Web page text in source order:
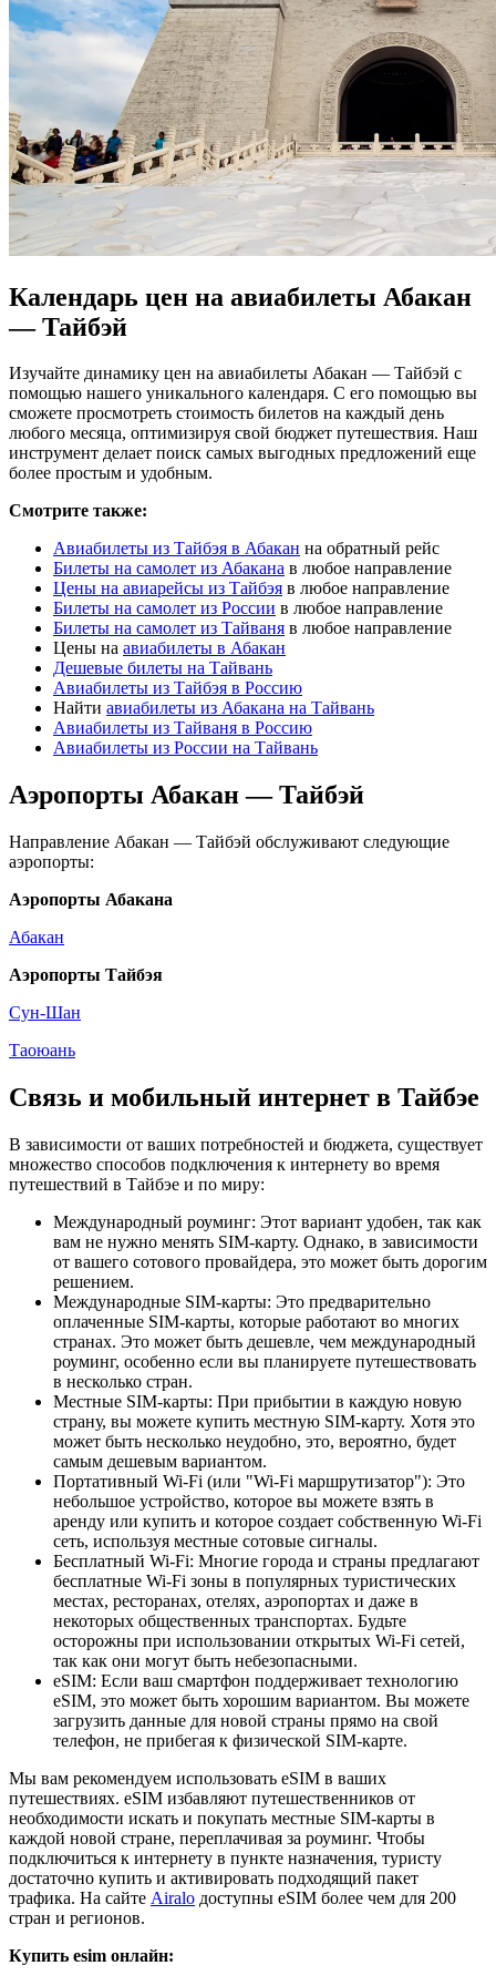
Календарь цен на авиабилеты Абакан
— Тайбэй
Изучайте динамику цен на авиабилеты Абакан — Тайбэй с
помощью нашего уникального календаря. С его помощью вы
сможете просмотреть стоимость билетов на каждый день
любого месяца, оптимизируя свой бюджет путешествия. Наш
инструмент делает поиск самых выгодных предложений еще
более простым и удобным.
Смотрите также:
Авиабилеты из Тайбэя в Абакан на обратный рейс
Билеты на самолет из Абакана в любое направление
Цены на авиарейсы из Тайбэя в любое направление
Билеты на самолет из России в любое направление
Билеты на самолет из Тайваня в любое направление
Цены на авиабилеты в Абакан
Дешевые билеты на Тайвань
Авиабилеты из Тайбэя в Россию
Найти авиабилеты из Абакана на Тайвань
Авиабилеты из Тайваня в Россию
Авиабилеты из России на Тайвань
Аэропорты Абакан — Тайбэй
Направление Абакан — Тайбэй обслуживают следующие
аэропорты:
Аэропорты Абакана
Абакан
Аэропорты Тайбэя
Сун-Шан
Таоюань
Связь и мобильный интернет в Тайбэе
В зависимости от ваших потребностей и бюджета, существует
множество способов подключения к интернету во время
путешествий в Тайбэе и по миру:
Международный роуминг: Этот вариант удобен, так как
вам не нужно менять SIM-карту. Однако, в зависимости
от вашего сотового провайдера, это может быть дорогим
решением.
Международные SIM-карты: Это предварительно
оплаченные SIM-карты, которые работают во многих
странах. Это может быть дешевле, чем международный
роуминг, особенно если вы планируете путешествовать
в несколько стран.
Местные SIM-карты: При прибытии в каждую новую
страну, вы можете купить местную SIM-карту. Хотя это
может быть несколько неудобно, это, вероятно, будет
самым дешевым вариантом.
Портативный Wi-Fi (или "Wi-Fi маршрутизатор"): Это
небольшое устройство, которое вы можете взять в
аренду или купить и которое создает собственную Wi-Fi
сеть, используя местные сотовые сигналы.
Бесплатный Wi-Fi: Многие города и страны предлагают
бесплатные Wi-Fi зоны в популярных туристических
местах, ресторанах, отелях, аэропортах и даже в
некоторых общественных транспортах. Будьте
осторожны при использовании открытых Wi-Fi сетей,
так как они могут быть небезопасными.
eSIM: Если ваш смартфон поддерживает технологию
eSIM, это может быть хорошим вариантом. Вы можете
загрузить данные для новой страны прямо на свой
телефон, не прибегая к физической SIM-карте.
Мы вам рекомендуем использовать eSIM в ваших
путешествиях. eSIM избавляют путешественников от
необходимости искать и покупать местные SIM-карты в
каждой новой стране, переплачивая за роуминг. Чтобы
подключиться к интернету в пункте назначения, туристу
достаточно купить и активировать подходящий пакет
трафика. На сайте Airalo доступны eSIM более чем для 200
стран и регионов.
Купить esim онлайн: